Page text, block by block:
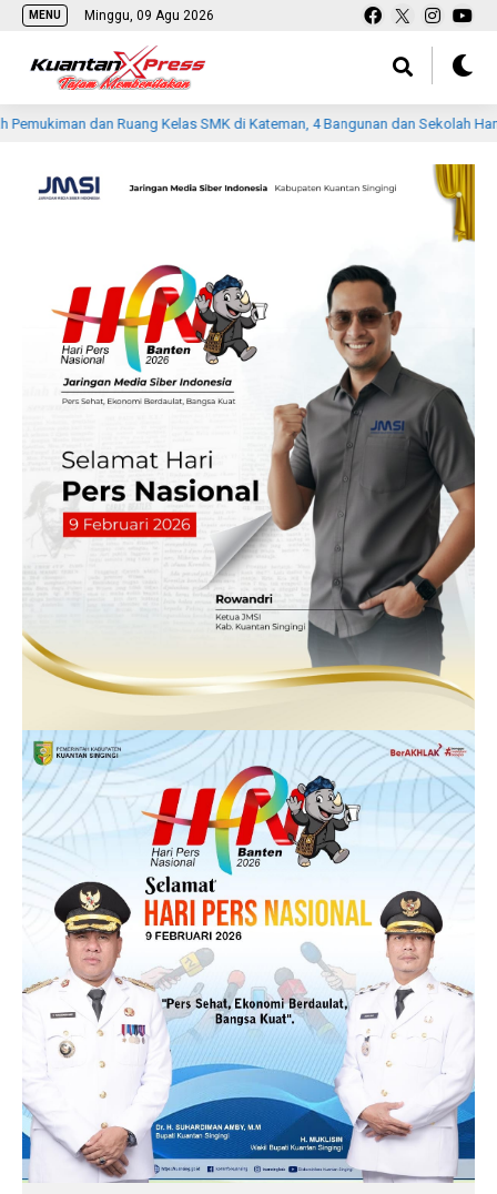
MENU Minggu, 09 Agu 2026
dan Ruang Kelas SMK di Kateman, 4 Bangunan dan Sekolah Hangus